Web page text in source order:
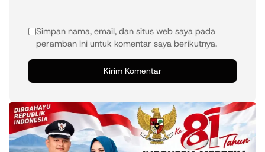
Simpan nama, email, dan situs web saya pada
peramban ini untuk komentar saya berikutnya.